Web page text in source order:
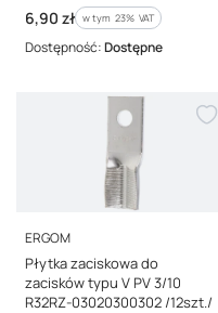
Cena brutto
6,90 zł w tym %s VAT
w tym 23% VAT
Dostępność:Dostępne
PRODUCENT
ERGOM
Płytka zaciskowa do
zacisków typu V PV 3/10
R32RZ-03020300302 /12szt./